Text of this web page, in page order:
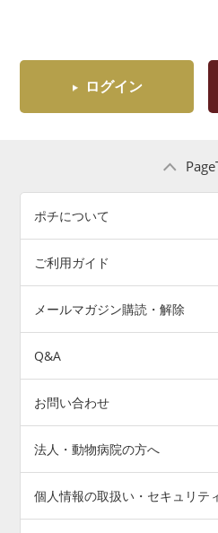
ログイン
ポチについて
ご利用ガイド
メールマガジン購読・解除
Q&A
お問い合わせ
法人・動物病院の方へ
個人情報の取扱い・セキュリテ